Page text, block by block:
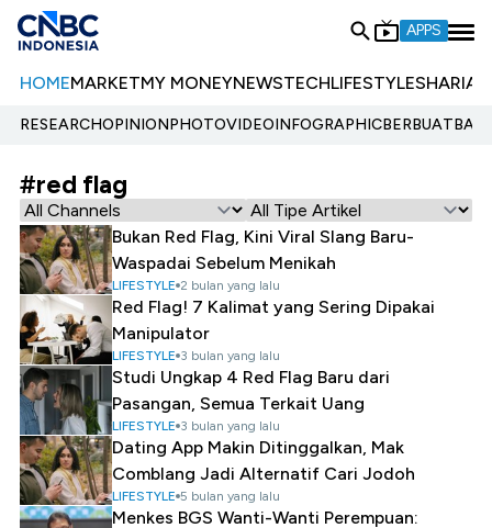
APPS
HOMEMARKETMY MONEYNEWSTECHLIFESTYLESHARIA
RESEARCHOPINIONPHOTOVIDEOINFOGRAPHIC
#red flag
Bukan Red Flag, Kini Viral Slang Baru-
Waspadai Sebelum Menikah
LIFESTYLE 2 bulan yang lalu
Red Flag! 7 Kalimat yang Sering Dipakai
Manipulator
LIFESTYLE 3 bulan yang lalu
Studi Ungkap 4 Red Flag Baru dari
Pasangan, Semua Terkait Uang
LIFESTYLE 3 bulan yang lalu
Dating App Makin Ditinggalkan, Mak
Comblang Jadi Alternatif Cari Jodoh
LIFESTYLE 5 bulan yang lalu
Menkes BGS Wanti-Wanti Perempuan: